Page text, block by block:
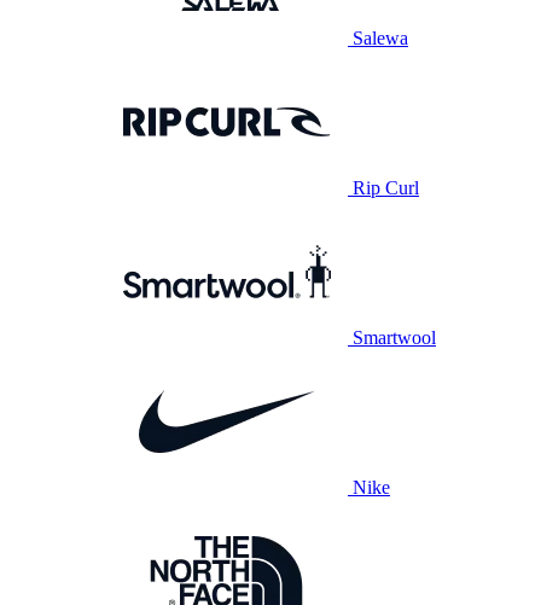
Salewa
Rip Curl
Smartwool
Nike